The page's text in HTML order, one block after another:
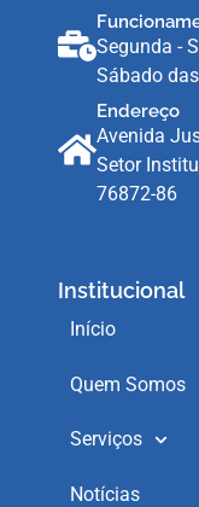
Segunda -
Sábado
Endereço
Avenida
Setor
76872-86
Institucional
Início
Quem Somos
Serviços
Notícias